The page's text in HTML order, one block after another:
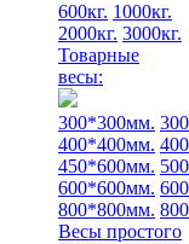
600кг. 1000кг.
2000кг. 3000кг.
Товарные
весы:
300*300мм.
400*400мм.
450*600мм.
600*600мм.
800*800мм.
Весы простого